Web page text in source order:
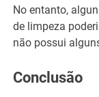
No entanto,
de limpeza
não possui
Conclusão